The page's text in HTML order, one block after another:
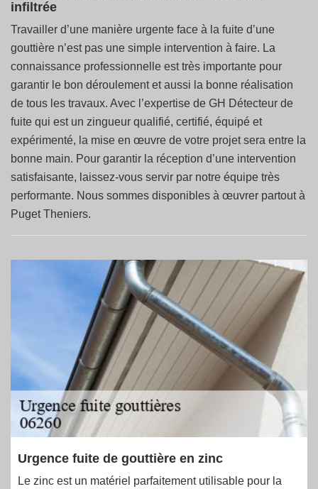
infiltrée
Travailler d’une manière urgente face à la fuite d’une
gouttière n’est pas une simple intervention à faire. La
connaissance professionnelle est très importante pour
garantir le bon déroulement et aussi la bonne réalisation
de tous les travaux. Avec l’expertise de GH Détecteur de
fuite qui est un zingueur qualifié, certifié, équipé et
expérimenté, la mise en œuvre de votre projet sera entre la
bonne main. Pour garantir la réception d’une intervention
satisfaisante, laissez-vous servir par notre équipe très
performante. Nous sommes disponibles à œuvrer partout à
Puget Theniers.
Urgence fuite de gouttière en zinc
Le zinc est un matériel parfaitement utilisable pour la